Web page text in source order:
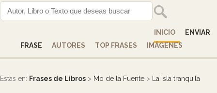
INICIO
ENVIAR
FRASE
AUTORES TOP FRASES IMÁGENES
Estás en: Frases de Libros > Mo de la Fuente > La Isla tranquila